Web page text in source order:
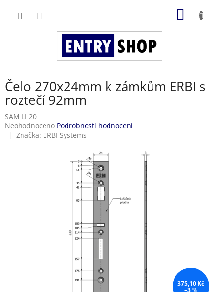
Čelo 270x24mm k zámkům ERBI s
roztečí 92mm
SAM LI 20
Průměrné
hodnocení
Neohodnoceno Podrobnosti hodnocení
Značka: ERBI Systems
375,10 Kč
–3 %